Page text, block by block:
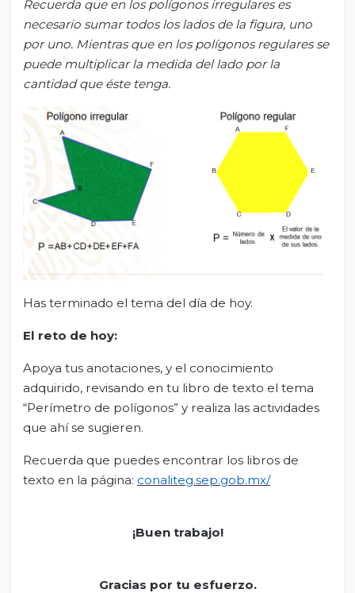
Recuerda que en los polígonos irregulares es
necesario sumar todos los lados de la figura, uno
por uno. Mientras que en los polígonos regulares se
puede multiplicar la medida del lado por la
cantidad que éste tenga.
Has terminado el tema del día de hoy.
El reto de hoy:
Apoya tus anotaciones, y el conocimiento
adquirido, revisando en tu libro de texto el tema
“Perímetro de polígonos” y realiza las actividades
que ahí se sugieren.
Recuerda que puedes encontrar los libros de
texto en la página: conaliteg.sep.gob.mx/
¡Buen trabajo!
Gracias por tu esfuerzo.